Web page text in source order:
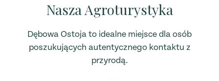
Nasza Agroturystyka
Dębowa Ostoja to idealne miejsce dla osób
poszukujących autentycznego kontaktu z
przyrodą.